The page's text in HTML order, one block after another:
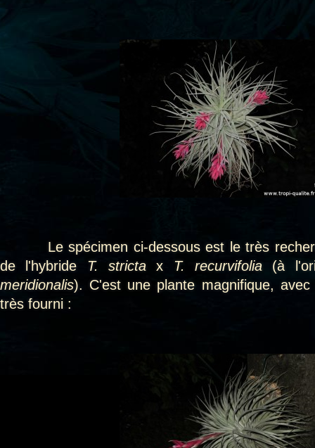
Le spécimen ci-dessous est le très
de l'hybride T. strictax T. recurvifolia (à
meridionalis). C'est une plante magnifique,
très fourni :